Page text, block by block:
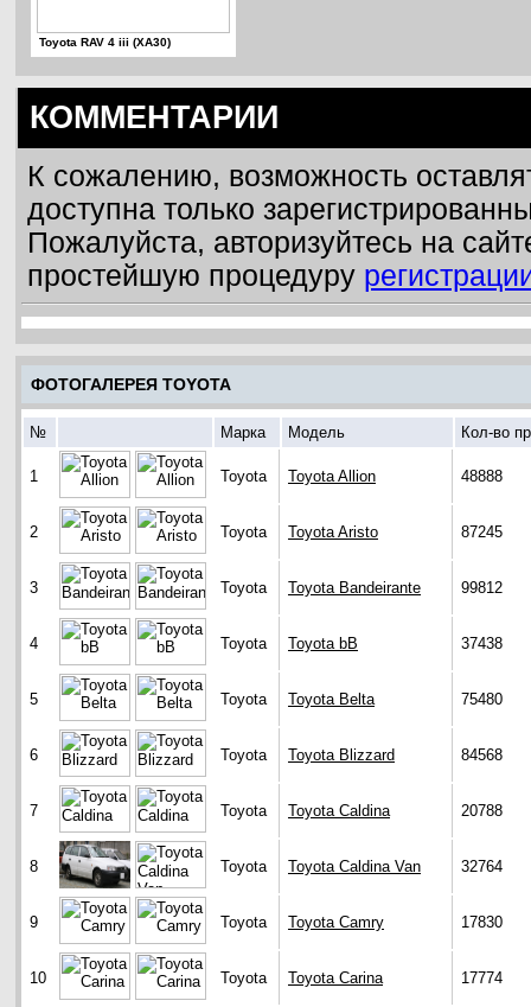
Toyota RAV 4 iii (XA30)
КОММЕНТАРИИ
К сожалению, возможность
доступна только
Пожалуйста, авторизуйтесь на
простейшую процедуру
ФОТОГАЛЕРЕЯ TOYOTA
№ Марка Модель Кол-во
1 Toyota Toyota Allion 48888
2 Toyota Toyota Aristo 87245
3 Toyota Toyota Bandeirante 99812
4 Toyota Toyota bB 37438
5 Toyota Toyota Belta 75480
6 Toyota Toyota Blizzard 84568
7 Toyota Toyota Caldina 20788
8 Toyota Toyota Caldina Van 32764
9 Toyota Toyota Camry 17830
10 Toyota Toyota Carina 17774